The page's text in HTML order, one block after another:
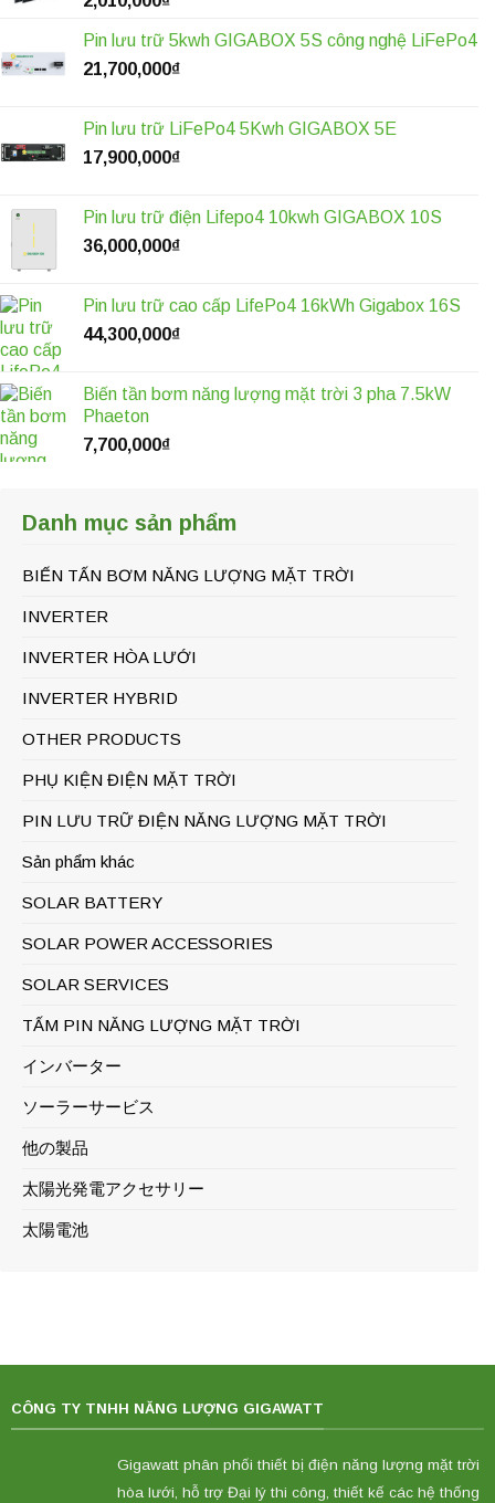
Pin lưu trữ 5kwh GIGABOX 5S công nghệ LiFePo4
21,700,000₫
Pin lưu trữ LiFePo4 5Kwh GIGABOX 5E
17,900,000₫
Pin lưu trữ điện Lifepo4 10kwh GIGABOX 10S
36,000,000₫
Pin lưu trữ cao cấp LifePo4 16kWh Gigabox 16S
44,300,000₫
Biến tần bơm năng lượng mặt trời 3 pha 7.5kW
Phaeton
7,700,000₫
Danh mục sản phẩm
BIẾN TẤN BƠM NĂNG LƯỢNG MẶT TRỜI
INVERTER
INVERTER HÒA LƯỚI
INVERTER HYBRID
OTHER PRODUCTS
PHỤ KIỆN ĐIỆN MẶT TRỜI
PIN LƯU TRỮ ĐIỆN NĂNG LƯỢNG MẶT TRỜI
Sản phẩm khác
SOLAR BATTERY
SOLAR POWER ACCESSORIES
SOLAR SERVICES
TẤM PIN NĂNG LƯỢNG MẶT TRỜI
インバーター
ソーラーサービス
他の製品
太陽光発電アクセサリー
太陽電池
CÔNG TY TNHH NĂNG LƯỢNG GIGAWATT
Gigawatt phân phối thiết bị điện năng lượng mặt trời
hòa lưới, hỗ trợ Đại lý thi công, thiết kế các hệ thống